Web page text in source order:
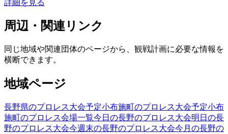
詳細を見る
周辺・関連リンク
同じ地域や関連団体のページから、観戦計画に必要な情報を
横断できます。
地域ページ
長野県のプロレス大会予定小布施町のプロレス大会予定小布
施町のプロレス会場一覧今日の長野のプロレス大会明日の長
野のプロレス大会今週末の長野のプロレス大会今月の長野の